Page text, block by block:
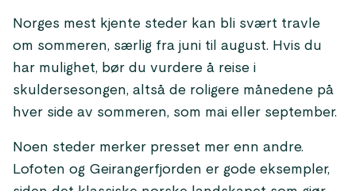
Norges mest kjente steder kan bli svært travle
om sommeren, særlig fra juni til august. Hvis du
har mulighet, bør du vurdere å reise i
skuldersesongen, altså de roligere månedene på
hver side av sommeren, som mai eller september.
Noen steder merker presset mer enn andre.
Lofoten og Geirangerfjorden er gode eksempler,